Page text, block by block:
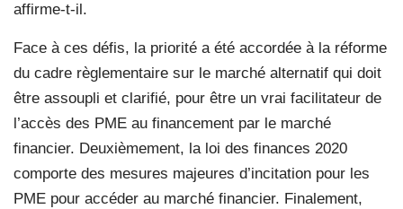
affirme-t-il.
Face à ces défis, la priorité a été accordée à la réforme
du cadre règlementaire sur le marché alternatif qui doit
être assoupli et clarifié, pour être un vrai facilitateur de
l’accès des PME au financement par le marché
financier. Deuxièmement, la loi des finances 2020
comporte des mesures majeures d’incitation pour les
PME pour accéder au marché financier. Finalement,